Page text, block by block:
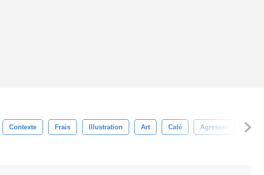
Contexte Frais Illustration Art Café Agresser